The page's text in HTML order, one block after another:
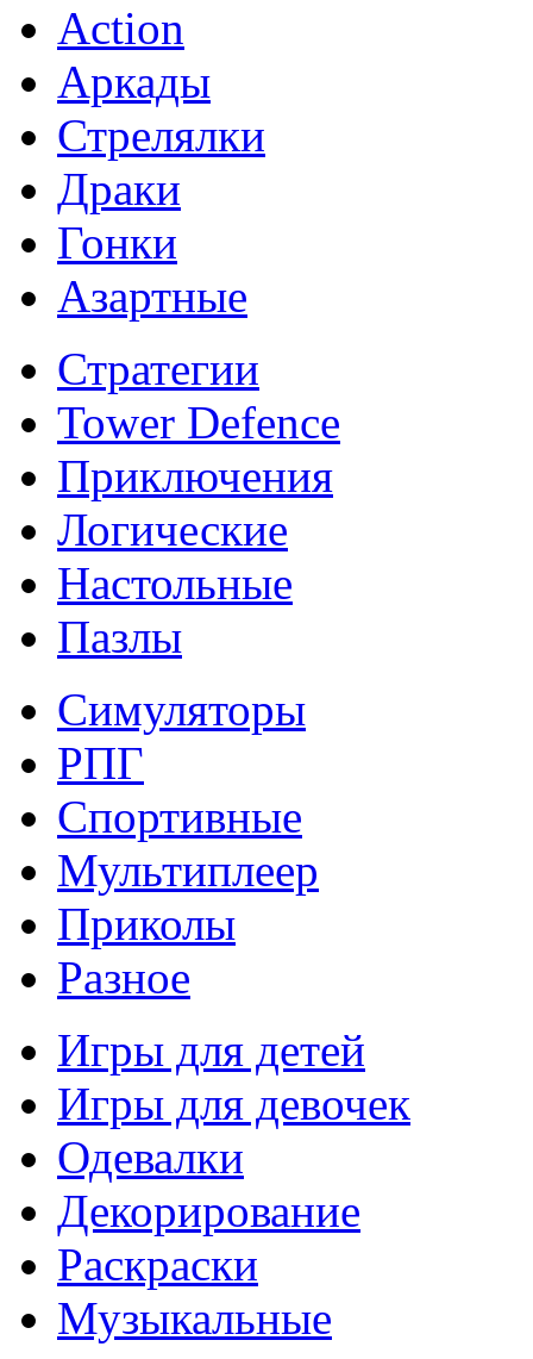
Action
Аркады
Стрелялки
Драки
Гонки
Азартные
Стратегии
Tower Defence
Приключения
Логические
Настольные
Пазлы
Симуляторы
РПГ
Спортивные
Мультиплеер
Приколы
Разное
Игры для детей
Игры для девочек
Одевалки
Декорирование
Раскраски
Музыкальные